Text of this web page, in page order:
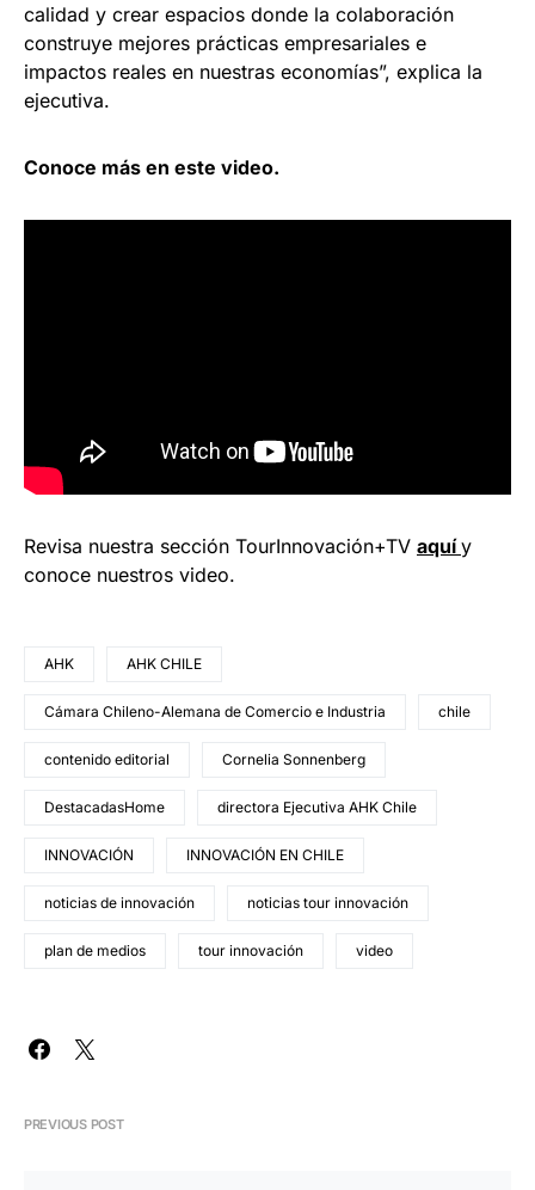
calidad y crear espacios donde la colaboración
construye mejores prácticas empresariales e
impactos reales en nuestras economías”, explica la
ejecutiva.
Conoce más en este video.
Revisa nuestra sección TourInnovación+TV aquíy
conoce nuestros video.
AHK AHK CHILE
Cámara Chileno-Alemana de Comercio e Industria chile
contenido editorial Cornelia Sonnenberg
DestacadasHome directora Ejecutiva AHK Chile
INNOVACIÓN INNOVACIÓN EN CHILE
noticias de innovación noticias tour innovación
plan de medios tour innovación video
PREVIOUS POST